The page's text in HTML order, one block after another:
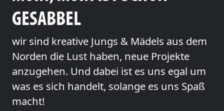
GESABBEL
wir sind kreative Jungs & Mädels aus dem
Norden die Lust haben, neue Projekte
anzugehen. Und dabei ist es uns egal um
was es sich handelt, solange es uns Spaß
macht!